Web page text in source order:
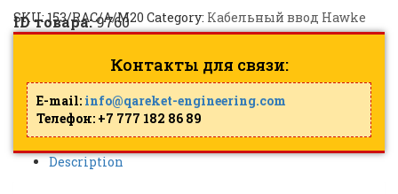
SKU:153/RAC/A/M20 Category: Кабельный ввод Hawke
ID товара:9760
Контакты для связи:
E-mail: info@qareket-engineering.com
Телефон: +7 777 182 86 89
Description